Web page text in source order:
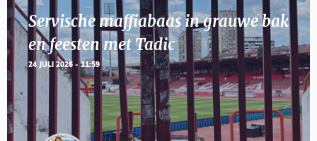
Servische maffiabaas in grauwe bak
en feesten met Tadic
24 JULI 2026 - 11:59